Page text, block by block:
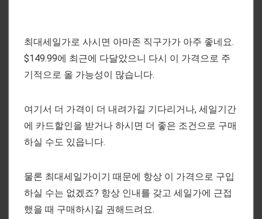
최대세일가로 사시면 아마존 직구가가 아주 좋네요.
$149.99에 최근에 다달았으니 다시 이 가격으로 주
기적으로 올 가능성이 많습니다.
여기서 더 가격이 더 내려가길 기다리거나, 세일기간
에 카드할인을 받거나 하시면 더 좋은 조건으로 구매
하실 수도 있읍니다.
물론 최대세일가이기 때문에 항상 이 가격으로 구입
하실 수는 없겠죠? 항상 인내를 갖고 세일가에 근접
했을 때 구매하시길 권해드려요.